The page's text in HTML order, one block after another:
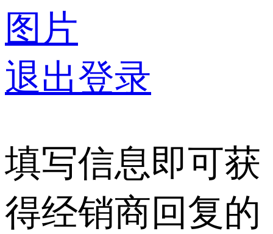
图片
退出登录
填写信息即可获
得经销商回复的